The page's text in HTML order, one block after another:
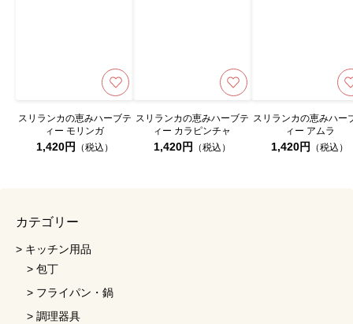
スリランカの恵みハーブテ
ィー モリンガ
1,420円 （税込）
スリランカの恵みハーブテ
ィー カラピンチャ
1,420円 （税込）
スリランカの恵みハー
ィー アムラ
1,420円 （税込）
カテゴリー
キッチン用品
包丁
フライパン・鍋
調理器具